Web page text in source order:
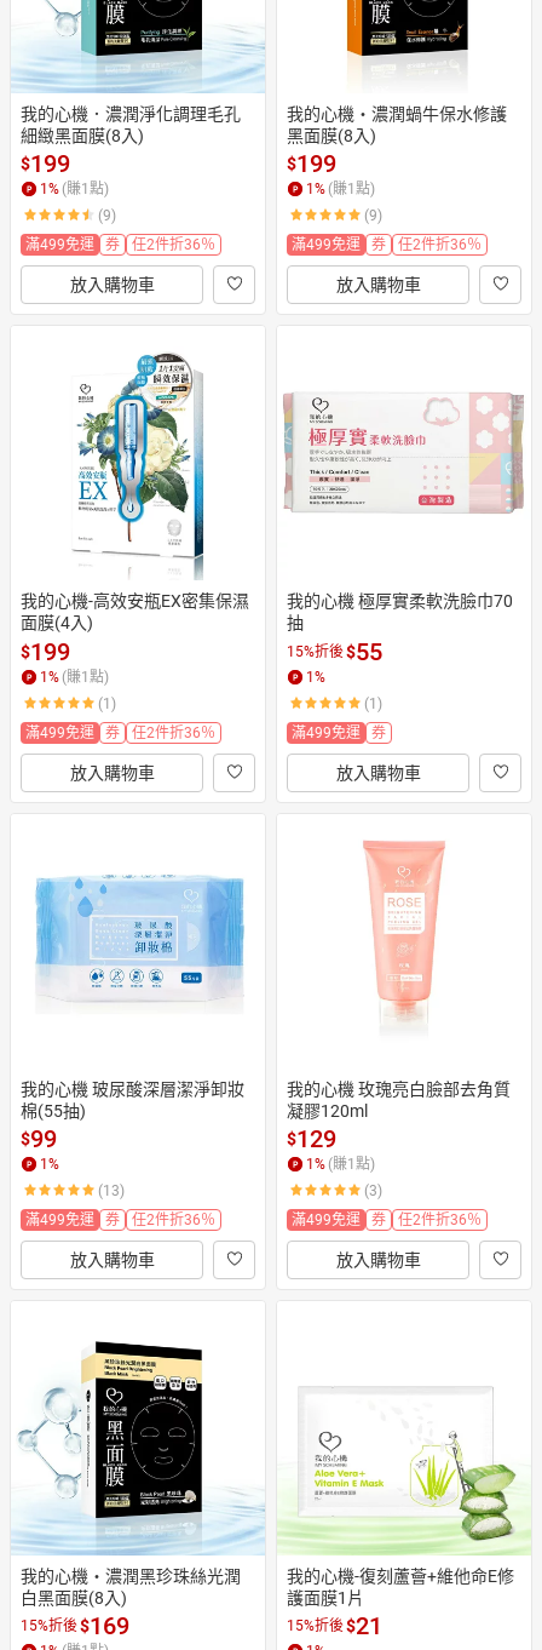
我的心機．濃潤淨化調理毛孔
細緻黑面膜(8入)
$199
1 % (賺1 點)
(9)
滿499免運
券 任2件折36％
放入購物車
我的心機‧濃潤蝸牛保水修護
黑面膜(8入)
$199
1 % (賺1 點)
(9)
滿499免運
券 任2件折36％
放入購物車
我的心機-高效安瓶EX密集保濕
面膜(4入)
$199
1% (賺1點)
(1)
滿499免運
券 任2件折36％
放入購物車
我的心機 極厚實柔軟洗臉巾70
抽
15%折後$55
1%
(1)
滿499免運
券
放入購物車
我的心機 玻尿酸深層潔淨卸妝
棉(55抽)
$99
1 %
(13)
滿499免運
券 任2件折36％
放入購物車
我的心機 玫瑰亮白臉部去角質
凝膠120ml
$129
1 % (賺1 點)
(3)
滿499免運
券 任2件折36％
放入購物車
我的心機‧濃潤黑珍珠絲光潤
白黑面膜(8入)
15%折後$169
我的心機-復刻蘆薈+維他命E修
護面膜1片
15%折後$21